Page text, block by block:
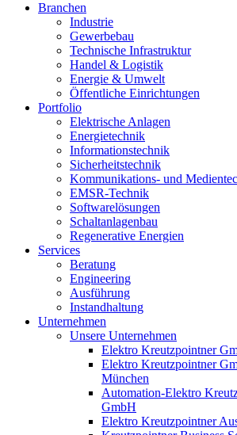
Branchen
Industrie
Gewerbebau
Technische Infrastruktur
Handel & Logistik
Energie & Umwelt
Öffentliche Einrichtungen
Portfolio
Elektrische Anlagen
Energietechnik
Informationstechnik
Sicherheitstechnik
Kommunikations- und
EMSR-Technik
Softwarelösungen
Schaltanlagenbau
Regenerative Energien
Services
Beratung
Engineering
Ausführung
Instandhaltung
Unternehmen
Unsere Unternehmen
Elektro Kreutzpointner
Elektro Kreutzpointner
München
Automation-Elektro
GmbH
Elektro Kreutzpointner